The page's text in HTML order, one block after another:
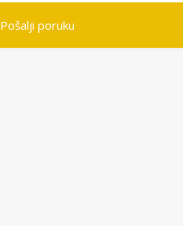
Pošalji poruku